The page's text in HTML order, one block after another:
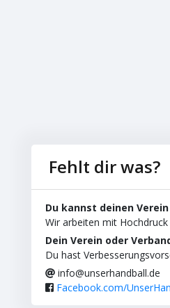
Fehlt dir was?
Du kannst deinen
Wir arbeiten mit
Dein Verein oder
Du hast
info@unserhandball.de
Facebook.com/